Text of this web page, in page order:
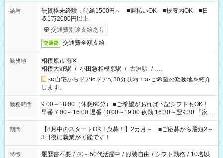
給与
無資格未経験：時給1500円～ ■週払いOK ■扶養内OK ■日
収1万2000円以上
交通費別途支給あり
交通費 交通費全額支給
勤務地
相模原市南区
相模大野駅 / 小田急相模原駅 / 古淵駅 / …
≪自宅からドアtoドアで30分以内！≫ご希望の勤務地を紹介
します。
勤務時間
9:00～18:00（休憩60分） ■ご希望があれば下記シフトもOK！
早番 7:00～16:00 遅番 10:00～19:00 夜勤 16:30～翌9:30 「家族
と休みを合わせたい」 「余裕を持って夕飯の準備がしたい」
「できれば残業はしたくない」 など、ご希望を教えてください
ね。 ※Wワーク希望の方へ 今ご覧のお仕事で希望する勤務時間
と、もう1つのお仕事の勤務時間。 合計で週40時間を超える場
合は応募できません。
期間
【8月中のスタートOK！急募！】2カ月～ ■ご応募から最短2～
3日後に就業が可能です！
特徴 履歴書不要 / 40～50代活躍中 / 服装自由 / シフト勤務 / 10名以